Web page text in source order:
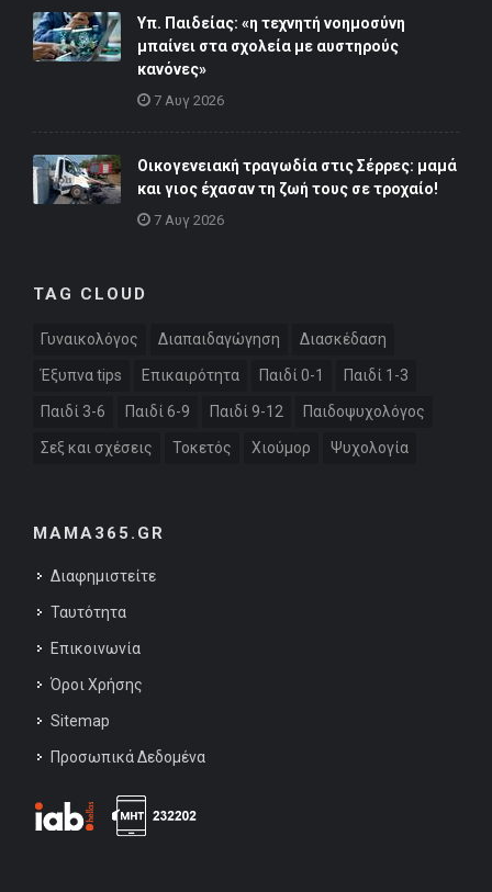
Υπ. Παιδείας: «η τεχνητή νοημοσύνη
μπαίνει στα σχολεία με αυστηρούς
κανόνες»
7 Αυγ 2026
Οικογενειακή τραγωδία στις Σέρρες: μαμά
και γιος έχασαν τη ζωή τους σε τροχαίο!
7 Αυγ 2026
TAG CLOUD
Γυναικολόγος Διαπαιδαγώγηση Διασκέδαση
Έξυπνα tips Επικαιρότητα Παιδί 0-1 Παιδί 1-3
Παιδί 3-6 Παιδί 6-9 Παιδί 9-12 Παιδοψυχολόγος
Σεξ και σχέσεις Τοκετός Χιούμορ Ψυχολογία
MAMA365.GR
Διαφημιστείτε
Ταυτότητα
Επικοινωνία
Όροι Χρήσης
Sitemap
Προσωπικά Δεδομένα